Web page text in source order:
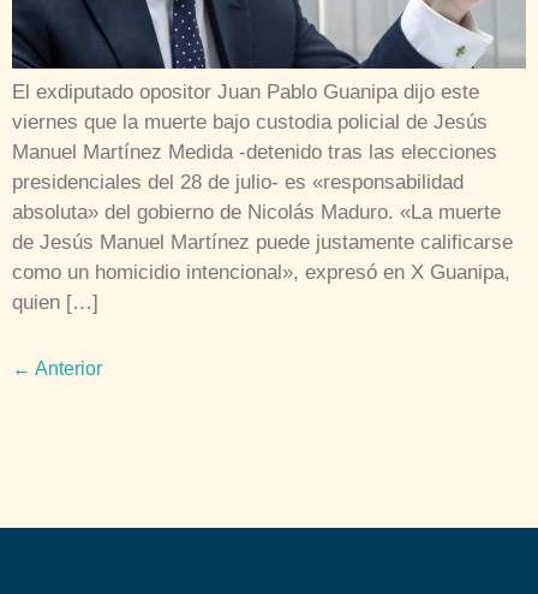
El exdiputado opositor Juan Pablo Guanipa dijo este
viernes que la muerte bajo custodia policial de Jesús
Manuel Martínez Medida -detenido tras las elecciones
presidenciales del 28 de julio- es «responsabilidad
absoluta» del gobierno de Nicolás Maduro. «La muerte
de Jesús Manuel Martínez puede justamente calificarse
como un homicidio intencional», expresó en X Guanipa,
quien […]
← Anterior